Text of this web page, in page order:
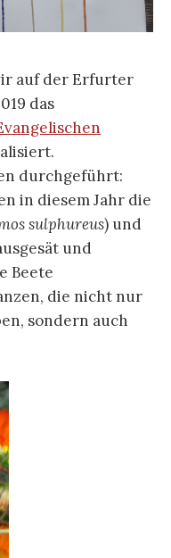
auf der Erfurter
das
durchgeführt:
in diesem Jahr die
sulphureus) und
und
Beete
die nicht nur
sondern auch